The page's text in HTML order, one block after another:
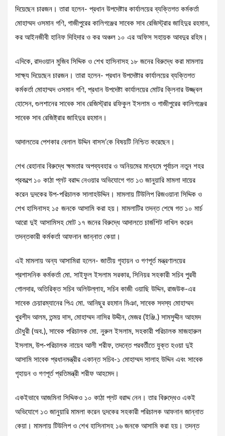
দিয়েছেন চারজন। তারা হলেন- প্রধান উপদেষ্টার কার্যালয়ের ব্যক্তিগত কর্মকর্তা
মোহাম্মদ ওসমান গণি, গাজীপুরের কালিগঞ্জের সাবেক সাব রেজিস্ট্রার জাহিদুর রহমান,
কর আইনজীবী হানিফ দিহিদার ও কর অঞ্চল ১০ এর অফিস সহায়ক আবদুর রহিম।
এদিকে, রাদওয়ান মুজিব সিদ্দিক ও শেখ হাসিনাসহ ১৮ জনের বিরুদ্ধে করা মামলায়
সাক্ষ্য দিয়েছেন চারজন। তারা হলেন- প্রধান উপদেষ্টার কার্যালয়ের ব্যক্তিগত
কর্মকর্তা মোহাম্মদ ওসমান গণি, প্রধান উপদেষ্টা কার্যালয়ের মোটর ক্লিনার উজ্জ্বল
হোসেন, গুলশানের সাবেক সাব রেজিস্ট্রার রফিকুল ইসলাম ও গাজীপুরের কালিগঞ্জের
সাবেক সাব রেজিষ্ট্রার জাহিদুর রহমান।
আদালতের পেশকার বেলাল উদ্দিন বাসস’কে বিষয়টি নিশ্চিত করেছেন।
শেখ রেহানার বিরুদ্ধে ক্ষমতার অপব্যবহার ও অনিয়মের মাধ্যমে পূর্বাচল নতুন শহর
প্রকল্পে ১০ কাঠা প্লট বরাদ্দ নেওয়ার অভিযোগে গত ১৩ জানুয়ারি মামলা দায়ের
করেন দুদকের উপ-পরিচালক সালাহউদ্দিন। মামলায় টিউলিপ রিজওয়ানা সিদ্দিক ও
শেখ হাসিনাসহ ১৫ জনকে আসামি করা হয়। মামলাটির তদন্ত শেষে গত ১০ মার্চ
আরো দুই আসামিসহ মোট ১৭ জনের বিরুদ্ধে আদালতে চার্জশিট দাখিল করেন
তদন্তকারী কর্মকর্তা আফনান জান্নাত কেয়া।
এই মামলায় অন্য আসামিরা হলেন- জাতীয় গৃহায়ন ও গণপূর্ত মন্ত্রণালয়ের
প্রশাসনিক কর্মকর্তা মো. সাইফুল ইসলাম সরকার, সিনিয়র সহকারী সচিব পুরবী
গোলদার, অতিরিক্ত সচিব অলিউল্লাহ, সচিব কাজী ওয়াছি উদ্দিন, রাজউক-এর
সাবেক চেয়ারম্যানের পিএ মো. আনিছুর রহমান মিঞা, সাবেক সদস্য মোহাম্মদ
খুরশীদ আলম, তন্ময় দাস, মোহাম্মদ নাসির উদ্দীন, মেজর (ইঞ্জি.) সামসুদ্দীন আহমদ
চৌধুরী (অব.), সাবেক পরিচালক মো. নুরুল ইসলাম, সহকারী পরিচালক মাজহারুল
ইসলাম, উপ-পরিচালক নায়েব আলী শরীফ, তদন্তে পরবর্তীতে যুক্ত হওয়া দুই
আসামি সাবেক প্রধানমন্ত্রীর একান্ত সচিব-১ মোহাম্মদ সালাহ উদ্দিন এবং সাবেক
গৃহায়ন ও গণপূর্ত প্রতিমন্ত্রী শরীফ আহমেদ।
একইভাবে আজমিনা সিদ্দিকও ১০ কাঠা প্লট বরাদ্দ নেন। তার বিরুদ্ধেও একই
অভিযোগে ১৩ জানুয়ারি মামলা করেন দুদকের সহকারী পরিচালক আফনান জান্নাত
কেয়া। মামলায় টিউলিপ ও শেখ হাসিনাসহ ১৬ জনকে আসামি করা হয়। তদন্ত